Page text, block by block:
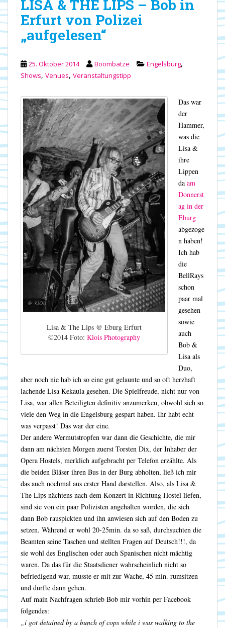
LISA & THE LIPS – Bob in
Erfurt von Polizei
„aufgelesen“
25. Oktober 2014 Boombatze Engelsburg,
Shows, Venues, Veranstaltungstipp
Lisa & The Lips @ Eburg Erfurt
©2014 Foto: Klois Photography
Das war
der
Hammer,
was die
Lisa &
ihre
Lippen
da am
Donnerst
ag in der
Eburg
abgezoge
n haben!
Ich hab
die
BellRays
schon
paar mal
gesehen
sowie
auch
Bob &
Lisa als
Duo,
aber noch nie hab ich so eine gut gelaunte und so oft herzhaft
lachende Lisa Kekaula gesehen. Die Spielfreude, nicht nur von
Lisa, war allen Beteiligten definitiv anzumerken, obwohl sich so
viele den Weg in die Engelsburg gespart haben. Ihr habt echt
was verpasst! Das war der eine.
Der andere Wermutstropfen war dann die Geschichte, die mir
dann am nächsten Morgen zuerst Torsten Dix, der Inhaber der
Opera Hostels, merklich aufgebracht per Telefon erzählte. Als
die beiden Bläser ihren Bus in der Burg abholten, ließ ich mir
das auch nochmal aus erster Hand darstellen. Also, als Lisa &
The Lips nächtens nach dem Konzert in Richtung Hostel liefen,
sind sie von ein paar Polizisten angehalten worden, die sich
dann Bob rauspickten und ihn anwiesen sich auf den Boden zu
setzen. Während er wohl 20-25min. da so saß, durchsuchten die
Beamten seine Taschen und stellten Fragen auf Deutsch!!!, da
sie wohl des Englischen oder auch Spanischen nicht mächtig
waren. Da das für die Staatsdiener wahrscheinlich nicht so
befriedigend war, musste er mit zur Wache, 45 min. rumsitzen
und durfte dann gehen.
Auf main Nachfragen schrieb Bob mir vorhin per Facebook
folgendes:
„i got detained by a bunch of cops while i was walking to the